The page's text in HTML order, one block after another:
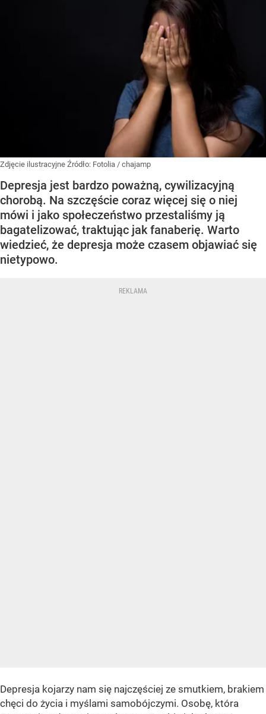
Zdjęcie ilustracyjne Źródło: Fotolia / chajamp
Depresja jest bardzo poważną, cywilizacyjną
chorobą. Na szczęście coraz więcej się o niej
mówi i jako społeczeństwo przestaliśmy ją
bagatelizować, traktując jak fanaberię. Warto
wiedzieć, że depresja może czasem objawiać się
nietypowo.
Depresja kojarzy nam się najczęściej ze smutkiem, brakiem
chęci do życia i myślami samobójczymi. Osobę, która